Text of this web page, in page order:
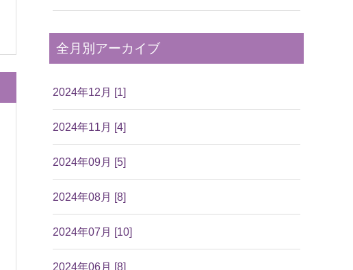
全月別アーカイブ
2024年12月 [1]
2024年11月 [4]
2024年09月 [5]
2024年08月 [8]
2024年07月 [10]
2024年06月 [8]